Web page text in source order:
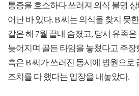
통증을 호소하다 쓰러져 의식 불명
어난 바 있다. B 씨는 의식을 찾지 못
같은 해 7월 끝내 숨졌고, 당시 유족
늦어지며 골든 타임을 놓쳤다고 주장
측은 B 씨가 쓰러진 동시에 병원으로
조치를 다 했다는 입장을 내놓았다.